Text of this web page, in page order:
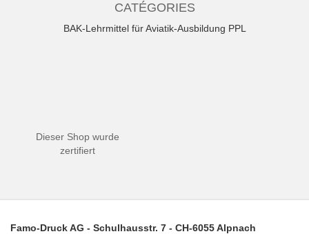
CATÉGORIES
BAK-Lehrmittel für Aviatik-Ausbildung PPL
Dieser Shop wurde
zertifiert
Famo-Druck AG - Schulhausstr. 7 - CH-6055 Alpnach